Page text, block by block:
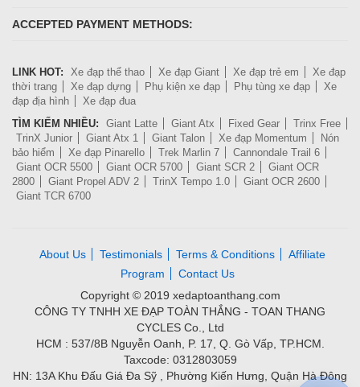
ACCEPTED PAYMENT METHODS:
LINK HOT: Xe đạp thể thao Xe đạp Giant Xe đạp trẻ em
Xe đạp
thời trang
Xe đạp dựng Phụ kiện xe đạp Phụ tùng xe đạp
Xe
đạp địa hình
Xe đạp đua
TÌM KIẾM NHIỀU:
Giant Latte Giant Atx Fixed Gear
Trinx Free
TrinX Junior
Giant Atx 1 Giant Talon Xe đạp Momentum
Nón
bảo hiểm
Xe đạp Pinarello Trek Marlin 7
Cannondale Trail 6
Giant OCR 5500
Giant OCR 5700 Giant SCR 2
Giant OCR
2800
Giant Propel ADV 2 TrinX Tempo 1.0
Giant OCR 2600
Giant TCR 6700
About Us Testimonials Terms & Conditions
Affiliate
Program
Contact Us
Copyright © 2019 xedaptoanthang.com
CÔNG TY TNHH XE ĐẠP TOÀN THẮNG - TOAN THANG
CYCLES Co., Ltd
HCM : 537/8B Nguyễn Oanh, P. 17, Q. Gò Vấp, TP.HCM.
Taxcode: 0312803059
HN: 13A Khu Đấu Giá Đa Sỹ , Phường Kiến Hưng, Quận Hà Đông